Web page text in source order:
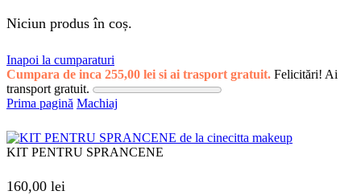
Niciun produs în coș.
Inapoi la cumparaturi
Cumpara de inca 255,00 lei si ai trasport gratuit. Felicitări! Ai
transport gratuit.
Prima pagină Machiaj
KIT PENTRU SPRANCENE
160,00 lei